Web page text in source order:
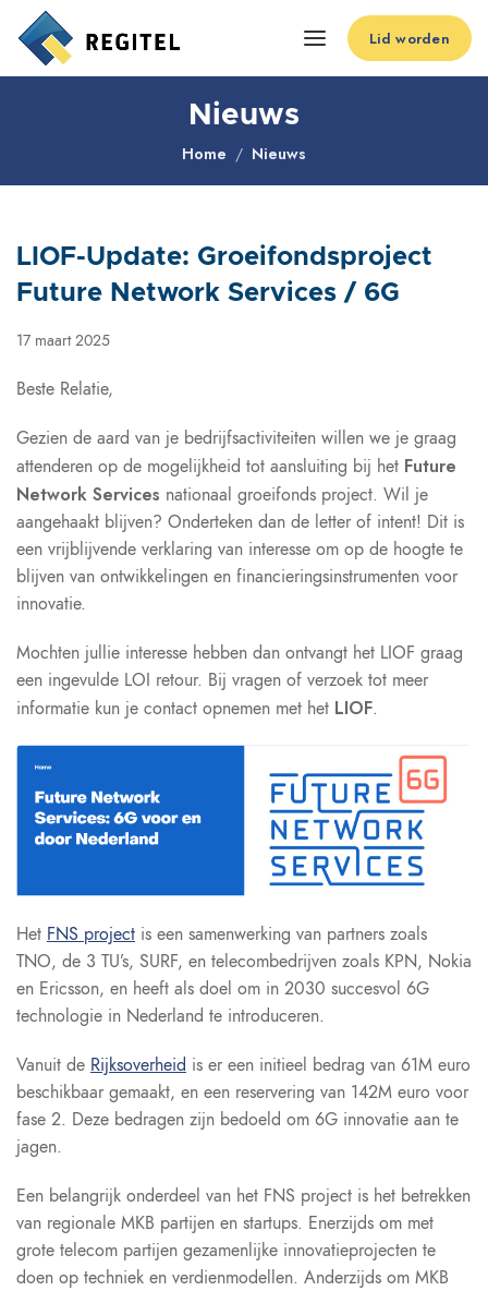
Lid worden
Nieuws
Home Nieuws
LIOF-Update: Groeifondsproject
Future Network Services / 6G
17 maart 2025
Beste Relatie,
Gezien de aard van je bedrijfsactiviteiten willen we je graag
attenderen op de mogelijkheid tot aansluiting bij het Future
Network Services nationaal groeifonds project. Wil je
aangehaakt blijven? Onderteken dan de letter of intent! Dit is
een vrijblijvende verklaring van interesse om op de hoogte te
blijven van ontwikkelingen en financieringsinstrumenten voor
innovatie.
Mochten jullie interesse hebben dan ontvangt het LIOF graag
een ingevulde LOI retour. Bij vragen of verzoek tot meer
informatie kun je contact opnemen met het LIOF.
Het FNS project is een samenwerking van partners zoals
TNO, de 3 TU’s, SURF, en telecombedrijven zoals KPN, Nokia
en Ericsson, en heeft als doel om in 2030 succesvol 6G
technologie in Nederland te introduceren.
Vanuit de Rijksoverheid is er een initieel bedrag van 61M euro
beschikbaar gemaakt, en een reservering van 142M euro voor
fase 2. Deze bedragen zijn bedoeld om 6G innovatie aan te
jagen.
Een belangrijk onderdeel van het FNS project is het betrekken
van regionale MKB partijen en startups. Enerzijds om met
grote telecom partijen gezamenlijke innovatieprojecten te
doen op techniek en verdienmodellen. Anderzijds om MKB